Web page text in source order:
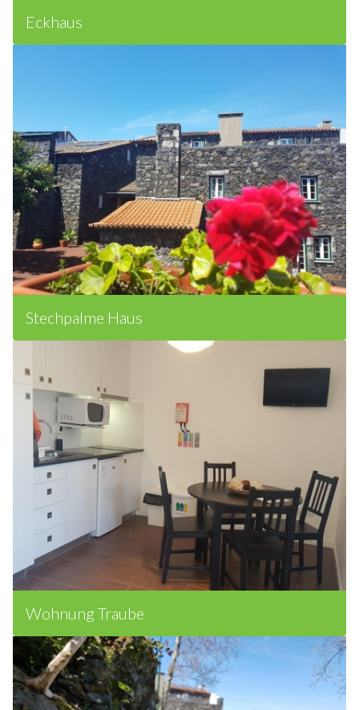
Eckhaus
Stechpalme Haus
Wohnung Traube